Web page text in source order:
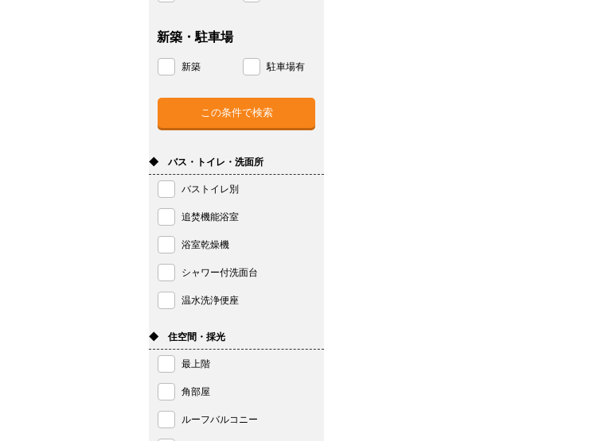
新築・駐車場
新築 駐車場有
◆ バス・トイレ・洗面所
バストイレ別
追焚機能浴室
浴室乾燥機
シャワー付洗面台
温水洗浄便座
◆ 住空間・採光
最上階
角部屋
ルーフバルコニー